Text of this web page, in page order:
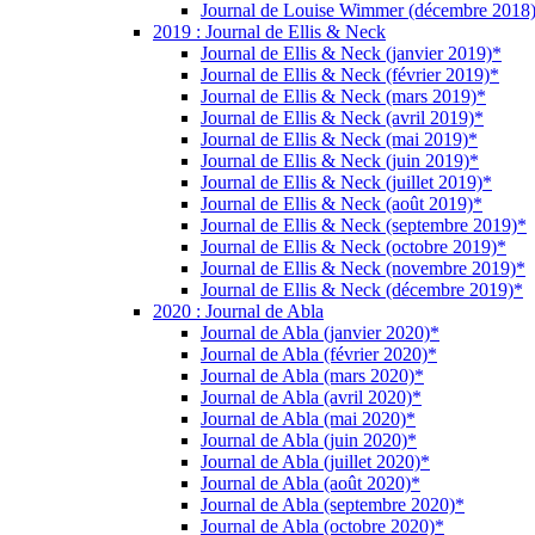
Journal de Louise Wimmer (décembre
2019 : Journal de Ellis & Neck
Journal de Ellis & Neck (janvier 2019)*
Journal de Ellis & Neck (février 2019)*
Journal de Ellis & Neck (mars 2019)*
Journal de Ellis & Neck (avril 2019)*
Journal de Ellis & Neck (mai 2019)*
Journal de Ellis & Neck (juin 2019)*
Journal de Ellis & Neck (juillet 2019)*
Journal de Ellis & Neck (août 2019)*
Journal de Ellis & Neck (septembre 2019)*
Journal de Ellis & Neck (octobre 2019)*
Journal de Ellis & Neck (novembre 2019)*
Journal de Ellis & Neck (décembre 2019)*
2020 : Journal de Abla
Journal de Abla (janvier 2020)*
Journal de Abla (février 2020)*
Journal de Abla (mars 2020)*
Journal de Abla (avril 2020)*
Journal de Abla (mai 2020)*
Journal de Abla (juin 2020)*
Journal de Abla (juillet 2020)*
Journal de Abla (août 2020)*
Journal de Abla (septembre 2020)*
Journal de Abla (octobre 2020)*